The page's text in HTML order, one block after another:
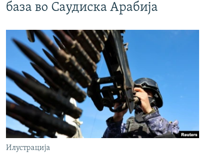
база во Саудиска Арабија
Илустрација